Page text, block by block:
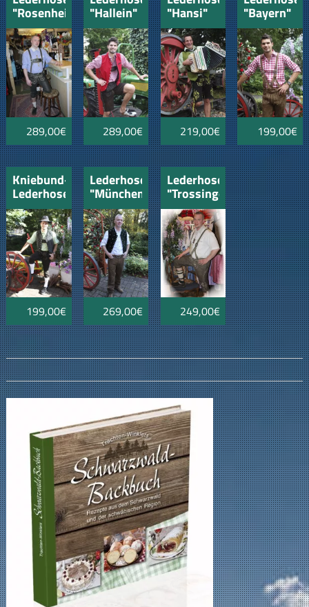
"Rosenheim"
289,00€
"Hallein"
289,00€
"Hansi"
219,00€
"Bayern"
rehbraun
199,00€
Kniebund-
Lederhose
"Kufstein"
199,00€
Lederhose
"München"
dunkelbraun
269,00€
Lederhose
"Trossingen"
249,00€